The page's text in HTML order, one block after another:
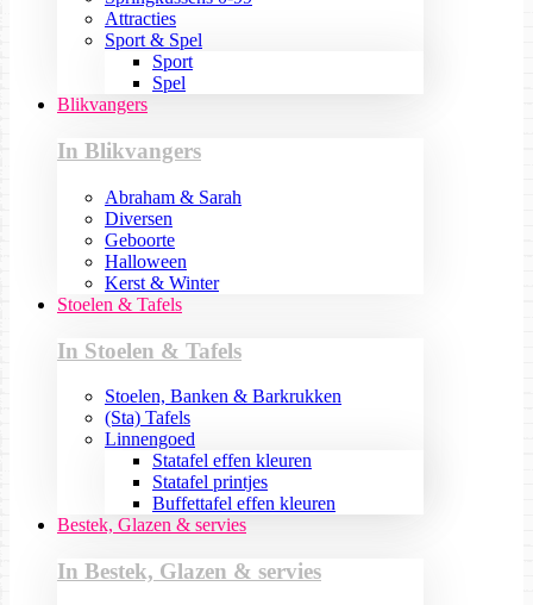
Attracties
Sport & Spel
Sport
Spel
Blikvangers
In Blikvangers
Abraham & Sarah
Diversen
Geboorte
Halloween
Kerst & Winter
Stoelen & Tafels
In Stoelen & Tafels
Stoelen, Banken & Barkrukken
(Sta) Tafels
Linnengoed
Statafel effen kleuren
Statafel printjes
Buffettafel effen kleuren
Bestek, Glazen & servies
In Bestek, Glazen & servies